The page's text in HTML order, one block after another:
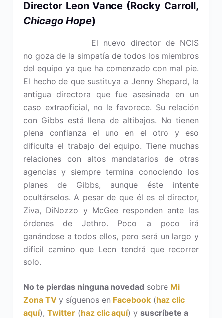
Director Leon Vance (Rocky Carroll,
Chicago Hope)
El nuevo director de NCIS
no goza de la simpatía de todos los miembros
del equipo ya que ha comenzado con mal pie.
El hecho de que sustituya a Jenny Shepard, la
antigua directora que fue asesinada en un
caso extraoficial, no le favorece. Su relación
con Gibbs está llena de altibajos. No tienen
plena confianza el uno en el otro y eso
dificulta el trabajo del equipo. Tiene muchas
relaciones con altos mandatarios de otras
agencias y siempre termina conociendo los
planes de Gibbs, aunque éste intente
ocultárselos. A pesar de que él es el director,
Ziva, DiNozzo y McGee responden ante las
órdenes de Jethro. Poco a poco irá
ganándose a todos ellos, pero será un largo y
difícil camino que Leon tendrá que recorrer
solo.
No te pierdas ninguna novedad sobre Mi
Zona TVy síguenos en Facebook(haz clic
aquí), Twitter(haz clic aquí) y suscríbete a